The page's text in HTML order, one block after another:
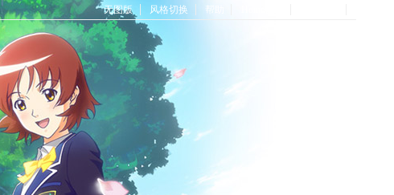
无图版 风格切换 帮助